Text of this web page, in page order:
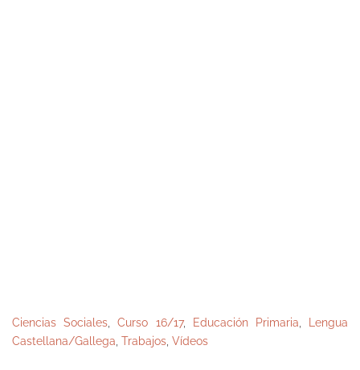
Ciencias Sociales ,Curso 16/17, Educación Primaria
Lengua
Castellana/Gallega Trabajos Vídeos